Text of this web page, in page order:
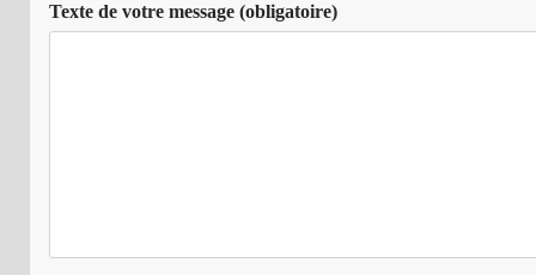
Texte de votre message (obligatoire)